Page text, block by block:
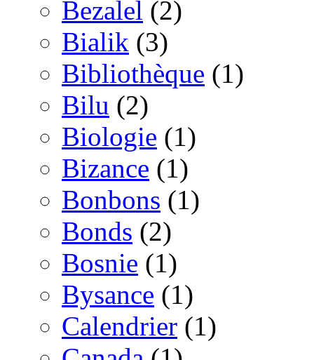
Bezalel (2)
Bialik (3)
Bibliothèque (1)
Bilu (2)
Biologie (1)
Bizance (1)
Bonbons (1)
Bonds (2)
Bosnie (1)
Bysance (1)
Calendrier (1)